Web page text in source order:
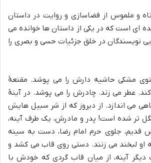
و ملموس از فضاسازی و روایت در داستان
ای است که در یکی از داستان ها خوانده می
نویسندگان در خلق جزئیات حسی و بصری را
مشکی حاشیه دارش را می پوشد. مقنعۀ
عطر می زند. چادرش را می پوشد. در آینۀ
می اندازد. از دیروز که از شر سبیل هایش
تر شده است! پدر و مادرش، یک طرف آینه،
قدیم، جلوی حرم امام رضا، دست به سینه
او لبخند می زنند. دستی روی قاب می کشد و
آینه، از میان قاب گردی که خودش با